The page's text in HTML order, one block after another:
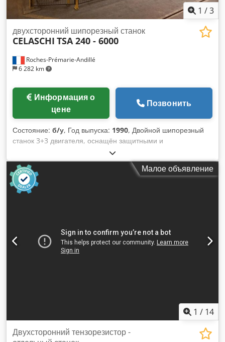
1 /3
Roches-Prémarie-Andillé
6 282 km
двухсторонний шипорезный станок
CELASCHI TSA 240 - 6000
цене
Позвонить
Состояние: б/у, Год выпуска: 1990, Двойной шипорезный
станок 3+3 двигателя, оснащён защитными и
шумоизоляционными кабинами, раскрытие 6 метров.
Dksdpfxsyzrals Ahlor
Малое объявление
1 / 14
Двухсторонний тензорезистор -